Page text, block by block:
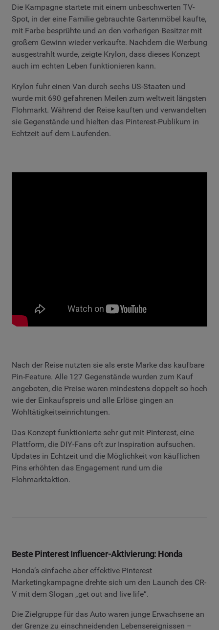
Die Kampagne startete mit einem unbeschwerten TV-
Spot, in der eine Familie gebrauchte Gartenmöbel kaufte,
mit Farbe besprühte und an den vorherigen Besitzer mit
großem Gewinn wieder verkaufte. Nachdem die Werbung
ausgestrahlt wurde, zeigte Krylon, dass dieses Konzept
auch im echten Leben funktionieren kann.
Krylon fuhr einen Van durch sechs US-Staaten und
wurde mit 690 gefahrenen Meilen zum weltweit längsten
Flohmarkt. Während der Reise kauften und verwandelten
sie Gegenstände und hielten das Pinterest-Publikum in
Echtzeit auf dem Laufenden.
Nach der Reise nutzten sie als erste Marke das kaufbare
Pin-Feature. Alle 127 Gegenstände wurden zum Kauf
angeboten, die Preise waren mindestens doppelt so hoch
wie der Einkaufspreis und alle Erlöse gingen an
Wohltätigkeitseinrichtungen.
Das Konzept funktionierte sehr gut mit Pinterest, eine
Plattform, die DIY-Fans oft zur Inspiration aufsuchen.
Updates in Echtzeit und die Möglichkeit von käuflichen
Pins erhöhten das Engagement rund um die
Flohmarktaktion.
Beste Pinterest Influencer-Aktivierung: Honda
Honda’s einfache aber effektive Pinterest
Marketingkampagne drehte sich um den Launch des CR-
V mit dem Slogan „get out and live life“.
Die Zielgruppe für das Auto waren junge Erwachsene an
der Grenze zu einschneidenden Lebensereignissen –